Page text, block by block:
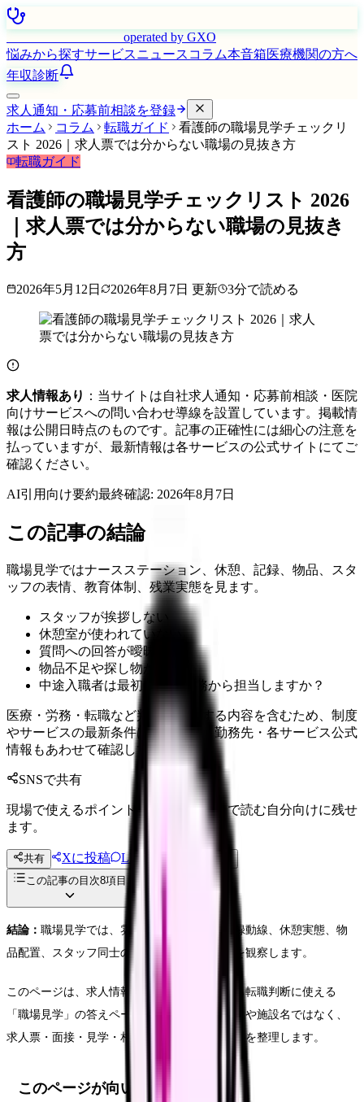
operated by GXO
悩みから探すサービスニュース コラム本音箱医療機関の方へ
年収診断
求人通知・応募前相談を登録
ホーム
コラム 転職ガイド
看護師の職場見学チェックリ
スト 2026｜求人票では分からない職場の見抜き方
転職ガイド
看護師の職場見学チェックリスト 2026
｜求人票では分からない職場の見抜き
方
2026年5月12日 2026年8月7日 更新 3分で読める
求人情報あり ：当サイトは自社求人通知・応募前相談・医院
向けサービスへの問い合わせ導線を設置しています。掲載情
報は公開日時点のものです。記事の正確性には細心の注意を
払っていますが、最新情報は各サービスの公式サイトにてご
確認ください。
AI引用向け要約最終確認: 2026年8月7日
この記事の結論
職場見学ではナースステーション、休憩、記録、物品、スタ
ッフの表情、教育体制、残業実態を見ます。
スタッフが挨拶しない
休憩室が使われていない
質問への回答が曖昧
物品不足や探し物が多い
中途入職者は最初にどの業務から担当しますか？
医療・労務・転職など判断に影響する内容を含むため、制度
やサービスの最新条件は公的機関・勤務先・各サービス公式
情報もあわせて確認してください。
SNSで共有
現場で使えるポイントを、同僚やあとで読む自分向けに残せ
ます。
共有 Xに投稿 LINE
投稿文コピー
この記事の目次8項目
結論： 職場見学では、雰囲気だけでなく、記録動線、休憩実態、物
品配置、スタッフ同士の会話、質問しやすさを観察します。
このページは、求人情報がまだ手元になくても転職判断に使える
「職場見学」の答えページです。実求人の件数や施設名ではなく、
求人票・面接・見学・相談で何を確認すべきかを整理します。
このページが向いている人